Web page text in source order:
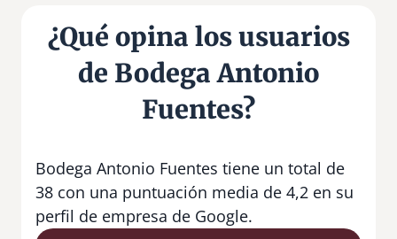
¿Qué opina los usuarios
de Bodega Antonio
Fuentes?
Bodega Antonio Fuentes tiene un total de
38 con una puntuación media de 4,2 en su
perfil de empresa de Google.